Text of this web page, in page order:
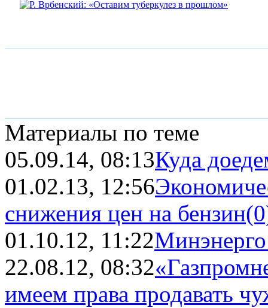
Материалы по теме
05.09.14, 08:13Куда
01.02.13, 12:56
снижения цен на бензин
01.10.12, 11:22
22.08.12, 08:32
имеем права продавать